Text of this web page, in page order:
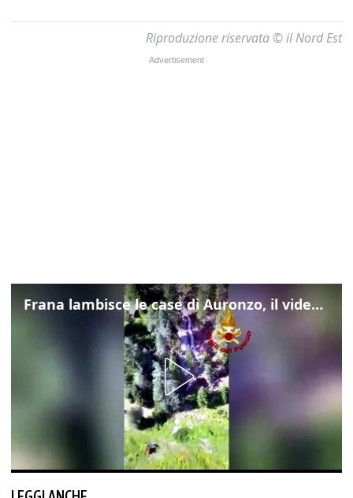
Riproduzione riservata © il Nord Est
Frana lambisce le case di Auronzo, il video dall'elicottero dei vigili del fuoco